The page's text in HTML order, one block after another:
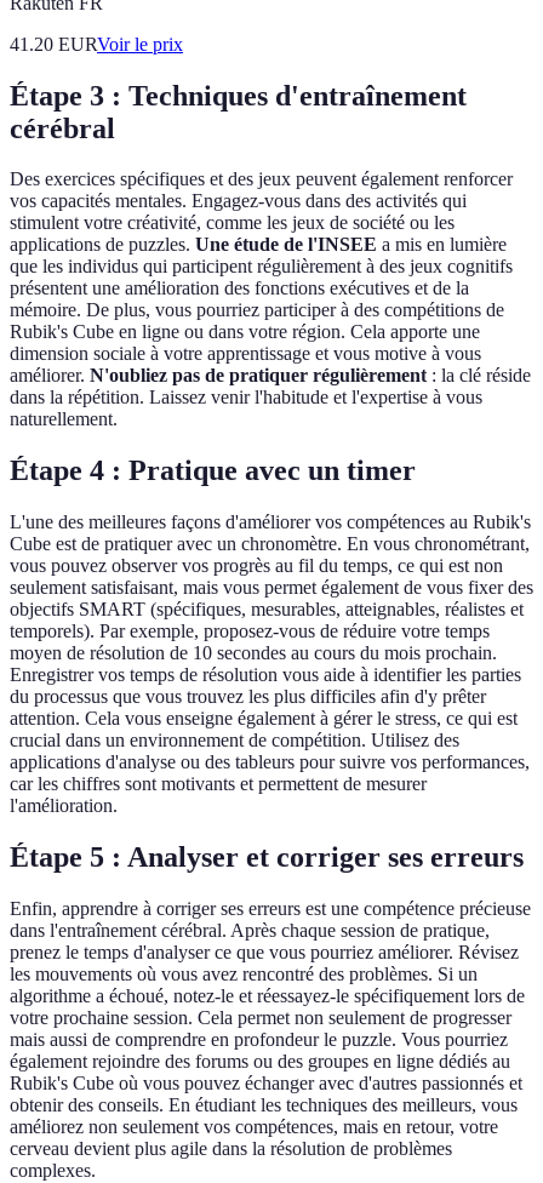
41.20 EURVoir le prix
Étape 3 : Techniques d'entraînement
cérébral
Des exercices spécifiques et des jeux peuvent également renforcer
vos capacités mentales. Engagez-vous dans des activités qui
stimulent votre créativité, comme les jeux de société ou les
applications de puzzles. Une étude de l'INSEE a mis en lumière
que les individus qui participent régulièrement à des jeux cognitifs
présentent une amélioration des fonctions exécutives et de la
mémoire. De plus, vous pourriez participer à des compétitions de
Rubik's Cube en ligne ou dans votre région. Cela apporte une
dimension sociale à votre apprentissage et vous motive à vous
améliorer. N'oubliez pas de pratiquer régulièrement: la clé réside
dans la répétition. Laissez venir l'habitude et l'expertise à vous
naturellement.
Étape 4 : Pratique avec un timer
L'une des meilleures façons d'améliorer vos compétences au Rubik's
Cube est de pratiquer avec un chronomètre. En vous chronométrant,
vous pouvez observer vos progrès au fil du temps, ce qui est non
seulement satisfaisant, mais vous permet également de vous fixer des
objectifs SMART (spécifiques, mesurables, atteignables, réalistes et
temporels). Par exemple, proposez-vous de réduire votre temps
moyen de résolution de 10 secondes au cours du mois prochain.
Enregistrer vos temps de résolution vous aide à identifier les parties
du processus que vous trouvez les plus difficiles afin d'y prêter
attention. Cela vous enseigne également à gérer le stress, ce qui est
crucial dans un environnement de compétition. Utilisez des
applications d'analyse ou des tableurs pour suivre vos performances,
car les chiffres sont motivants et permettent de mesurer
l'amélioration.
Étape 5 : Analyser et corriger ses erreurs
Enfin, apprendre à corriger ses erreurs est une compétence précieuse
dans l'entraînement cérébral. Après chaque session de pratique,
prenez le temps d'analyser ce que vous pourriez améliorer. Révisez
les mouvements où vous avez rencontré des problèmes. Si un
algorithme a échoué, notez-le et réessayez-le spécifiquement lors de
votre prochaine session. Cela permet non seulement de progresser
mais aussi de comprendre en profondeur le puzzle. Vous pourriez
également rejoindre des forums ou des groupes en ligne dédiés au
Rubik's Cube où vous pouvez échanger avec d'autres passionnés et
obtenir des conseils. En étudiant les techniques des meilleurs, vous
améliorez non seulement vos compétences, mais en retour, votre
cerveau devient plus agile dans la résolution de problèmes
complexes.